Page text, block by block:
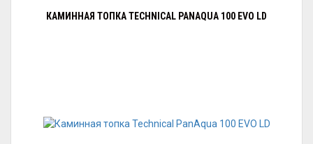
КАМИННАЯ ТОПКА TECHNICAL PANAQUA 100 EVO LD